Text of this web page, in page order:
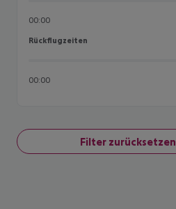
00:00
Rückflugzeiten
Rückflugzeiten
00:00
Filter zurücksetzen